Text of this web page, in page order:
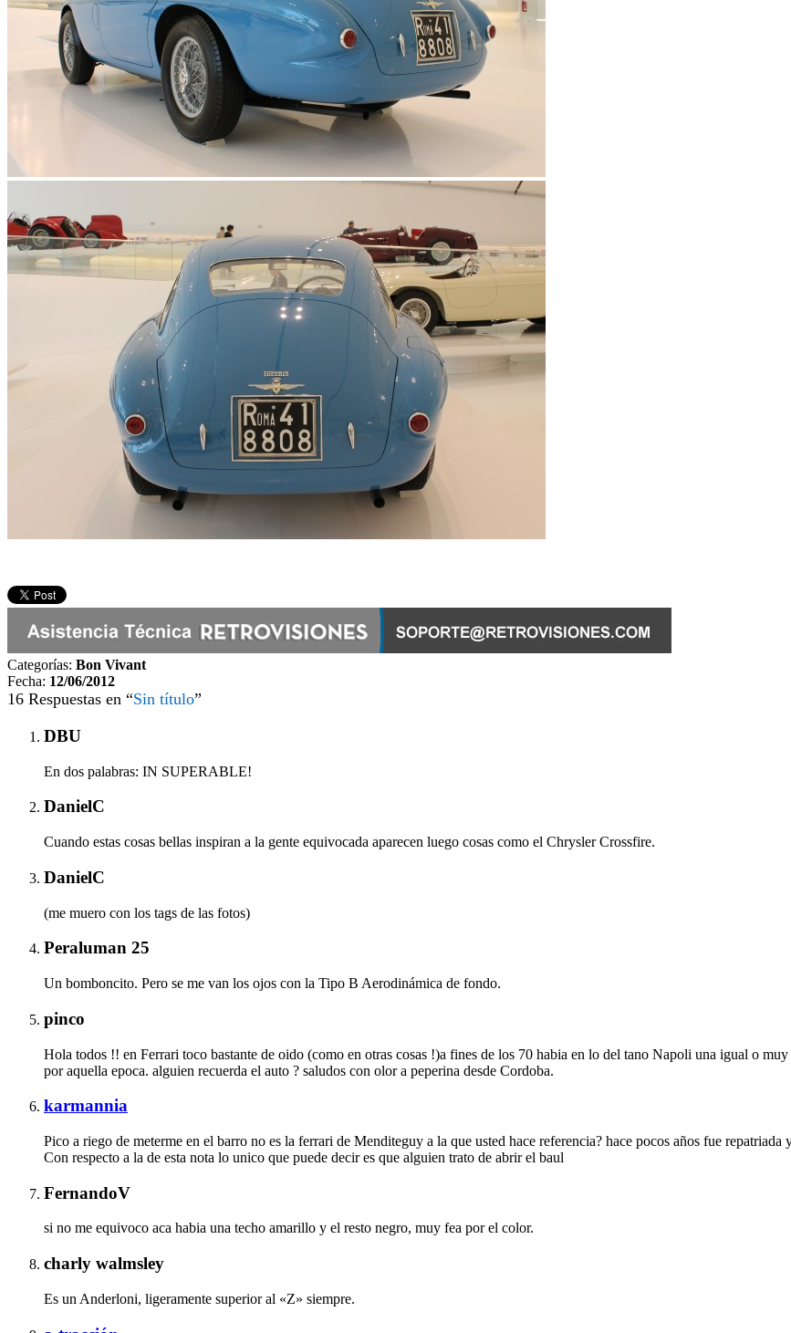
Categorías: Bon Vivant
Fecha: 12/06/2012
16 Respuestas en “Sin título”
DBU
En dos palabras: IN SUPERABLE!
DanielC
Cuando estas cosas bellas inspiran a la gente equivocada aparecen luego cosas como el Chrysler Crossfire.
DanielC
(me muero con los tags de las fotos)
Peraluman 25
Un bomboncito. Pero se me van los ojos con la Tipo B Aerodinámica de fondo.
pinco
Hola todos !! en Ferrari toco bastante de oido (como en otras cosas !)a fines de los 70 habia en lo del tano Napoli una igual o
por aquella epoca. alguien recuerda el auto ? saludos con olor a peperina desde Cordoba.
karmannia
Pico a riego de meterme en el barro no es la ferrari de Menditeguy a la que usted hace referencia? hace pocos años fue
Con respecto a la de esta nota lo unico que puede decir es que alguien trato de abrir el baul
FernandoV
si no me equivoco aca habia una techo amarillo y el resto negro, muy fea por el color.
charly walmsley
Es un Anderloni, ligeramente superior al «Z» siempre.